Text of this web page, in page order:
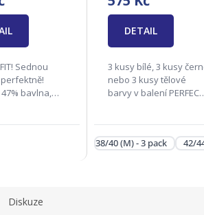
FIT! Sednou
bavlna,
48(XL)
DETAIL
3 kusy bílé, 3 kusy
nebo 3 kusy tělové
barvy v balení PERFECT
elastan (lycra) Velikosti
38/40 (M) - 3 pack 42/
Diskuze